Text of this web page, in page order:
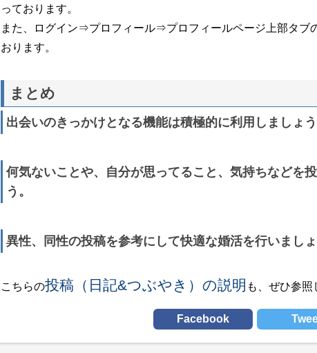
っております。
また、ログイン⇒プロフィール⇒プロフィールページ上部タブ
おります。
まとめ
出会いのきっかけとなる機能は積極的に利用しましょう
何気ないことや、自分が思ってること、気持ちなどを
う。
異性、同性の投稿を参考にして快適な婚活を行いましょ
こちらの投稿（日記&つぶやき）の説明 も、ぜひ参照
Facebook